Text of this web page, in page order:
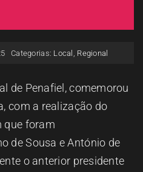
A RCP
OUVIR
Categorias: Local Regional
de Penafiel, comemorou
com a realização do
que foram
de Sousa e António de
o anterior presidente